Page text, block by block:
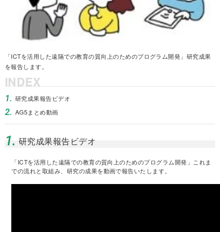
「ICTを活用した遠隔での教育の質向上のためのプログラム開発」研究成果
を報告します。
INDEX
1. 研究成果報告ビデオ
2. AG5まとめ動画
1. 研究成果報告ビデオ
「ICTを活用した遠隔での教育の質向上のためのプログラム開発」これま
での流れと取組み、研究の成果を動画で報告いたします。